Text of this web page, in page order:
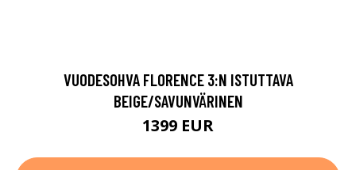
VUODESOHVA FLORENCE 3:N ISTUTTAVA
BEIGE/SAVUNVÄRINEN
1399 EUR